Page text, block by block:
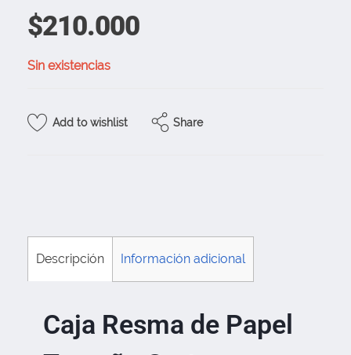
$210.000
Sin existencias
Add to wishlist Share
Descripción Información adicional
Caja Resma de Papel